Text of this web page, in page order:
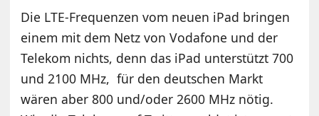
Die LTE-Frequenzen vom neuen iPad bringen
einem mit dem Netz von Vodafone und der
Telekom nichts, denn das iPad unterstützt 700
und 2100 MHz, für den deutschen Markt
wären aber 800 und/oder 2600 MHz nötig.